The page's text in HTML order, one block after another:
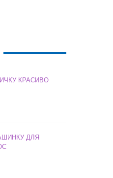
КРАСИВО
ДЛЯ